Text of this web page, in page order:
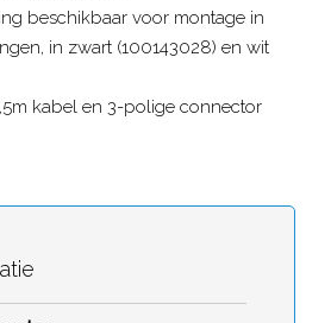
beschikbaar voor montage in
in zwart (100143028) en wit
kabel en 3-polige connector